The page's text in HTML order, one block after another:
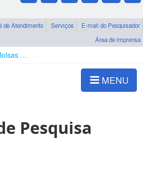
de Atendimento Serviços
E-mail do Pesquisador
Área de imprensa
Bolsas e Auxílios Vigentes
MENU
Pesquisa